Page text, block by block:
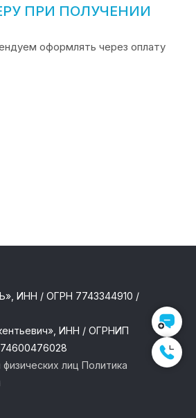
ПРИ ПОЛУЧЕНИИ
оформлять через оплату
ИНН / ОГРН 7743344910 /
ИНН / ОГРНИП
лиц Политика
«БОВИЛЬ» на обработку моих
данных в соответствии с
Политикой